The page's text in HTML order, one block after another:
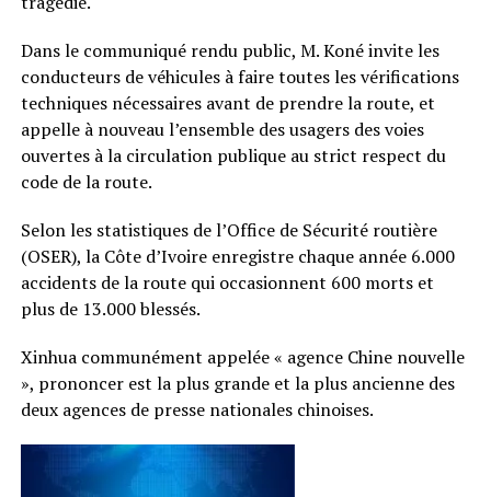
Dans le communiqué rendu public, M. Koné invite les
conducteurs de véhicules à faire toutes les vérifications
techniques nécessaires avant de prendre la route, et
appelle à nouveau l’ensemble des usagers des voies
ouvertes à la circulation publique au strict respect du
code de la route.
Selon les statistiques de l’Office de Sécurité routière
(OSER), la Côte d’Ivoire enregistre chaque année 6.000
accidents de la route qui occasionnent 600 morts et
plus de 13.000 blessés.
Xinhua communément appelée « agence Chine nouvelle
», prononcer est la plus grande et la plus ancienne des
deux agences de presse nationales chinoises.